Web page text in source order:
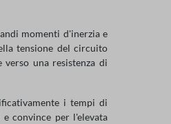
momenti d'inerzia e
tensione del circuito
una resistenza di
i tempi di
convince per l'elevata